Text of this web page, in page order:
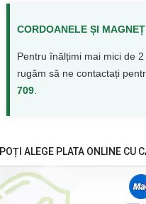
CORDOANELE ȘI
Pentru înălțimi mai mici de
rugăm să ne contactați
709.
POȚI ALEGE PLATA ONLINE CU